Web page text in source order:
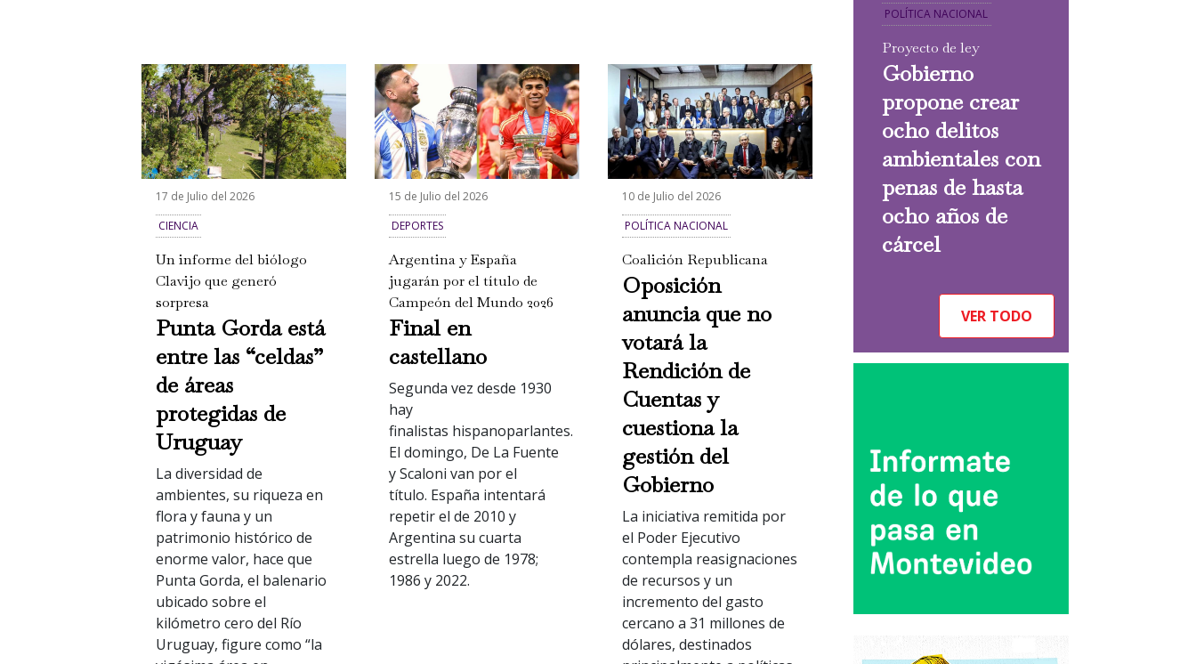
17 de Julio del 2026
CIENCIA
Un informe del biólogo
Clavijo que generó
sorpresa
Punta Gorda está
entre las “celdas”
de áreas
protegidas de
Uruguay
La diversidad de
ambientes, su riqueza en
flora y fauna y un
patrimonio histórico de
enorme valor, hace que
Punta Gorda, el balenario
ubicado sobre el
kilómetro cero del Río
Uruguay, figure como “la
15 de Julio del 2026
DEPORTES
Argentina y España
jugarán por el título de
Campeón del Mundo 2026
Final en
castellano
Segunda vez desde 1930
hay
finalistas hispanoparlantes.
El domingo, De La Fuente
y Scaloni van por el
título. España intentará
repetir el de 2010 y
Argentina su cuarta
estrella luego de 1978;
1986 y 2022.
10 de Julio del 2026
POLÍTICA NACIONAL
Coalición Republicana
Oposición
anuncia que no
votará la
Rendición de
Cuentas y
cuestiona la
gestión del
Gobierno
La iniciativa remitida por
el Poder Ejecutivo
contempla reasignaciones
de recursos y un
incremento del gasto
cercano a 31 millones de
dólares, destinados
POLÍTICA NACIONAL
Proyecto de ley
Gobierno
propone crear
ocho delitos
ambientales con
penas de hasta
ocho años de
cárcel
VER TODO